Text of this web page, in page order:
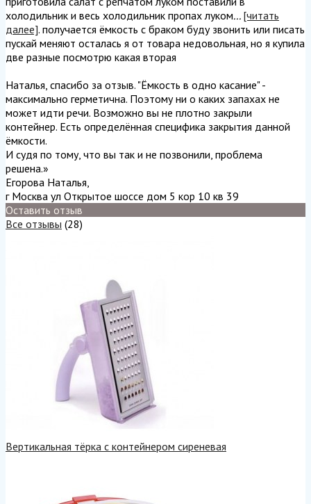
холодильник и весь холодильник пропах луком... [читать
далее]. получается ёмкость с браком буду звонить или писать
пускай меняют осталась я от товара недовольная, но я купила
две разные посмотрю какая вторая
Наталья, спасибо за отзыв. "Ёмкость в одно касание" -
максимально герметична. Поэтому ни о каких запахах не
может идти речи. Возможно вы не плотно закрыли
контейнер. Есть определённая специфика закрытия данной
ёмкости.
И судя по тому, что вы так и не позвонили, проблема
решена.»
Егорова Наталья,
г Москва ул Открытое шоссе дом 5 кор 10 кв 39
Оставить отзыв
Все отзывы (28)
Вертикальная тёрка с контейнером сиреневая